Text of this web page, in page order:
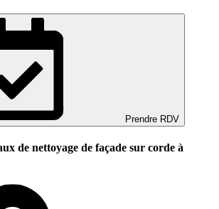
Prendre RDV
de nettoyage de façade sur corde à